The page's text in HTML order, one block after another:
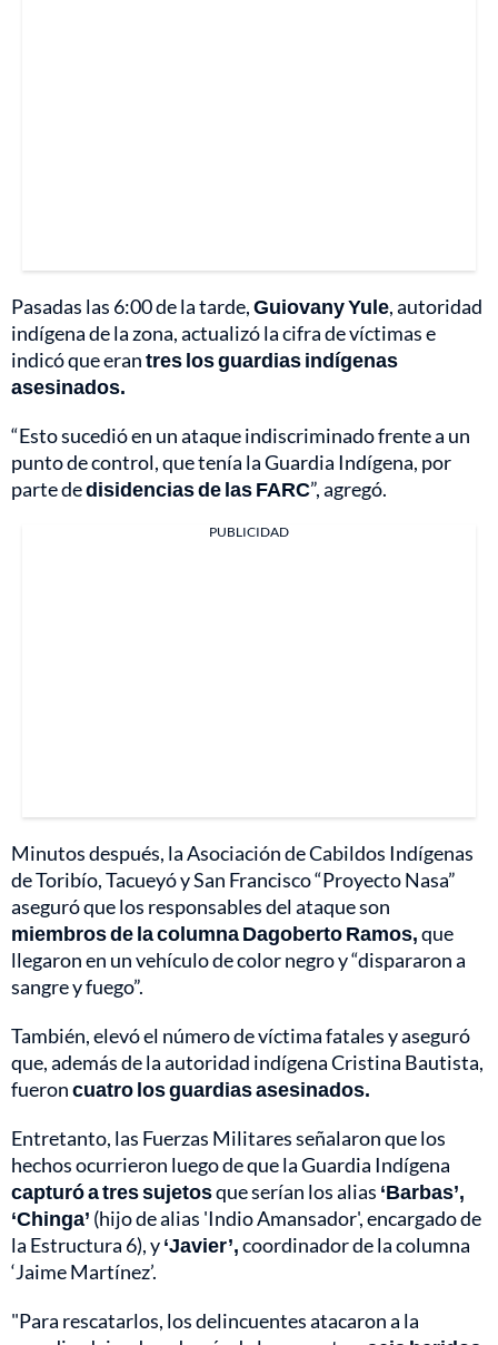
Pasadas las 6:00 de la tarde,Guiovany Yule, autoridad
indígena de la zona, actualizó la cifra de víctimas e
indicó que erantres los guardias indígenas
asesinados.
“Esto sucedió en un ataque indiscriminado frente a un
punto de control, que tenía la Guardia Indígena, por
parte dedisidencias de las FARC”, agregó.
PUBLICIDAD
Minutos después, la Asociación de Cabildos Indígenas
de Toribío, Tacueyó y San Francisco “Proyecto Nasa”
aseguró que los responsables del ataque son
miembros de la columna Dagoberto Ramos,que
llegaron en un vehículo de color negro y “dispararon a
sangre y fuego”.
También, elevó el número de víctima fatales y aseguró
que, además de la autoridad indígena Cristina Bautista,
fueroncuatro los guardias asesinados.
Entretanto, las Fuerzas Militares señalaron que los
hechos ocurrieron luego de que la Guardia Indígena
capturó a tres sujetosque serían los alias ‘Barbas’,
‘Chinga’ (hijo de alias 'Indio Amansador', encargado de
la Estructura 6), y‘Javier’,coordinador de la columna
‘Jaime Martínez’.
"Para rescatarlos, los delincuentes atacaron a la